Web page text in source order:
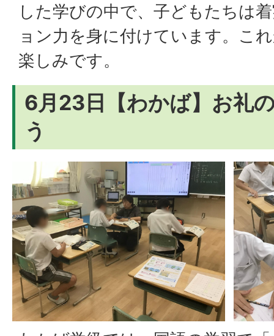
した学びの中で、子どもたちは
ョン力を身に付けています。こ
楽しみです。
6月23日【わかば】お礼
う